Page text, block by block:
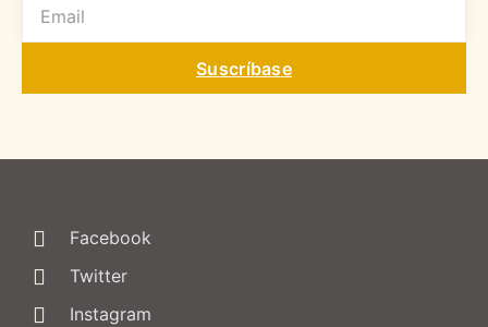
Suscríbase
Facebook
Twitter
Instagram